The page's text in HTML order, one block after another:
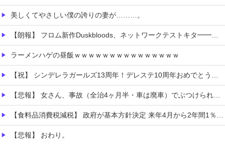
美しくてやさしい僕の誇りの妻が………。
【朗報】 フロム新作Duskbloods、ネットワークテストキタ━━━━(゜∀゜)━━━━!!
ラーメンハゲの昼飯ｗｗｗｗｗｗｗｗｗｗｗｗｗｗｗ
【祝】 シンデレラガールズ13周年！デレステ10周年おめでとう！ガチャ更新SSR八神マキノ・イベントSRイヴ、SR望月聖！
【悲報】 女さん、事故（全治4ヶ月半・車は廃車）でぶつけられた相手と付き合ってしまうｗｗｗｗｗｗｗｗ
【食料品消費税減税】 政府が基本方針決定 来年4月から2年間1％に8月5日
【悲報】 おわり。